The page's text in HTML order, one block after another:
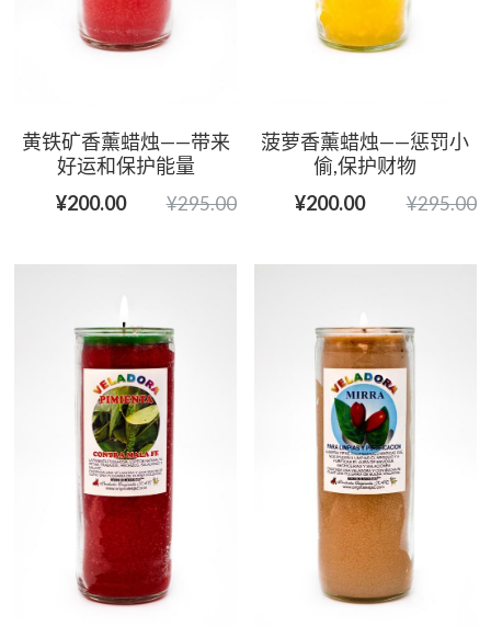
黄铁矿香薰蜡烛——带来
好运和保护能量
¥200.00
¥295.00
菠萝香薰蜡烛——惩罚小
偷,保护财物
¥200.00
¥295.00